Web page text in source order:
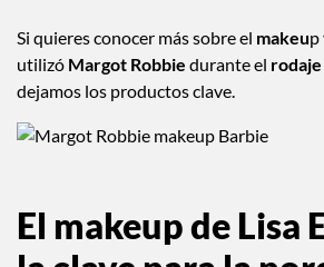
Si quieres conocer más sobre el makeup
utilizó Margot Robbie durante el
dejamos los productos clave.
El makeup de Lisa